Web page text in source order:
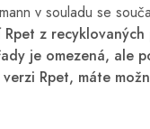
v souladu se
Rpet z
je omezená, ale
Rpet, máte